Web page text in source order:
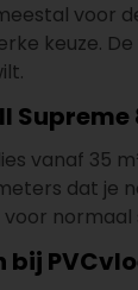
voor
keuze.
Supreme
vanaf 35
dat je
normaal
bij